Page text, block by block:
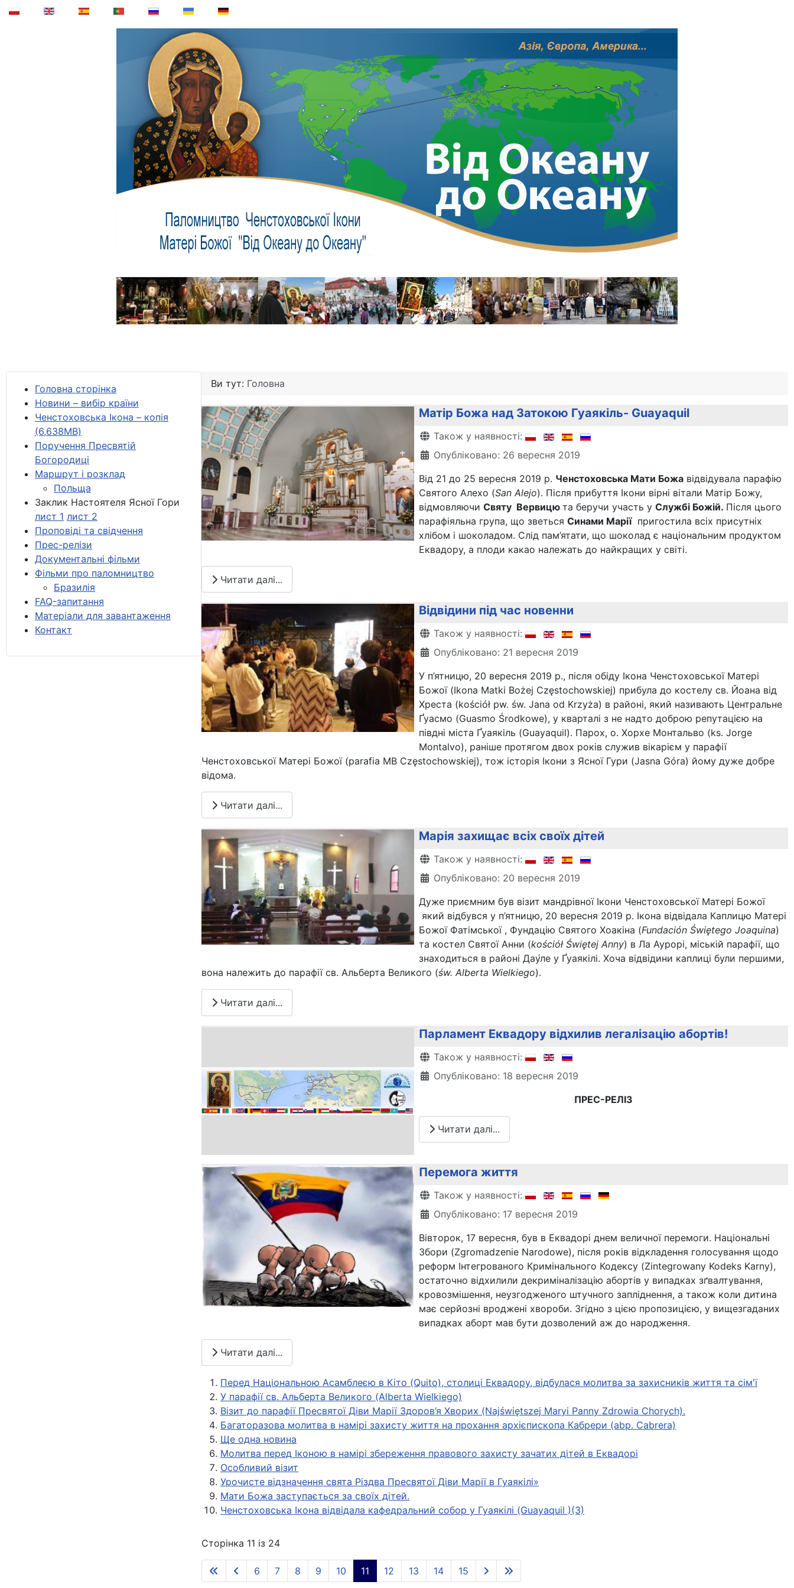
Головна сторінка
Новини – вибір країни
Ченстоховська Ікона – копія
(6,638MB)
Поручення Пресвятій
Богородиці
Маршрут і розклад
Польща
Заклик Настоятеля Ясної Гори
лист 1 лист 2
Проповіді та свідчення
Прес-релізи
Документальні фільми
Фільми про паломництво
Бразилія
FAQ-запитання
Матеріали для завантаження
Контакт
Ви тут: Головна
Матір Божа над Затокою Гуаякіль- Guayaquil
Деталі
Також у наявності:
Опубліковано: 26 вересня 2019
Від 21 до 25 вересня 2019 р. Ченстоховська Мати Божа відвідувала парафію
Святого Алехо (San Alejo). Після прибуття Ікони вірні вітали Матір Божу,
відмовляючи Святу Вервицю та беручи участь у Службі Божій. Після цього
парафіяльна група, що зветься Синами Маріїпригостила всіх присутніх
хлібом і шоколадом. Слід пам’ятати, що шоколад є національним продуктом
Еквадору, а плоди какао належать до найкращих у світі.
Читати далі...
Відвідини під час новенни
Деталі
Також у наявності:
Опубліковано: 21 вересня 2019
У п’ятницю, 20 вересня 2019 р., після обіду Ікона Ченстоховської Матері
Божої (Ikona Matki Bożej Częstochowskiej) прибула до костелу св. Йоана від
Хреста (kościół pw. św. Jana od Krzyża) в районі, який називають Центральне
Ґуасмо (Guasmo Środkowe), у кварталі з не надто доброю репутацією на
півдні міста Ґуаякіль (Guayaquil). Парох, о. Хорхе Монтальво (ks. Jorge
Montalvo), раніше протягом двох років служив вікарієм у парафії
Ченстоховської Матері Божої (parafia MB Częstochowskiej), тож історія Ікони з Ясної Гури (Jasna Góra) йому дуже добре
відома.
Читати далі...
Марія захищає всіх своїх дітей
Деталі
Також у наявності:
Опубліковано: 20 вересня 2019
Дуже приємним був візит мандрівної Ікони Ченстоховської Матері Божої
який відбувся у п’ятницю, 20 вересня 2019 р. Ікона відвідала Каплицю Матері
Божої Фатімської , Фундацію Святого Хоакіна (Fundación Świętego Joaquina)
та костел Святої Анни (kościół Świętej Anny) в Ла Аурорі, міській парафії, що
знаходиться в районі Дау́ле у Ґуаякілі. Хоча відвідини каплиці були першими,
вона належить до парафії св. Альберта Великого (św. Alberta Wielkiego).
Читати далі...
Парламент Еквадору відхилив легалізацію абортів!
Деталі
Також у наявності:
Опубліковано: 18 вересня 2019
ПРЕС-РЕЛІЗ
Читати далі...
Перемога життя
Деталі
Також у наявності:
Опубліковано: 17 вересня 2019
Вівторок, 17 вересня, був в Еквадорі днем величної перемоги. Національні
Збори (Zgromadzenie Narodowe), після років відкладення голосування щодо
реформ Інтегрованого Кримінального Кодексу (Zintegrowany Kodeks Karny),
остаточно відхилили декриміналізацію абортів у випадках зґвалтування,
кровозмішення, неузгодженого штучного запліднення, а також коли дитина
має серйозні вроджені хвороби. Згідно з цією пропозицією, у вищезгаданих
випадках аборт мав бути дозволений аж до народження.
Читати далі...
Перед Національною Асамблеєю в Кіто (Quito), столиці Еквадору, відбулася молитва за захисників життя та сім'ї
У парафії св. Альберта Великого (Alberta Wielkiego)
Візит до парафії Пресвятої Діви Марії Здоров’я Хворих (Najświętszej Maryi Panny Zdrowia Chorych).
Багаторазова молитва в намірі захисту життя на прохання архієпископа Кабрери (abp. Cabrera)
Ще одна новина
Молитва перед Іконою в намірі збереження правового захисту зачатих дітей в Еквадорі
Особливий візит
Урочисте відзначення свята Різдва Пресвятої Діви Марії в Гуаякілі»
Мати Божа заступається за своїх дітей.
Ченстоховська Ікона відвідала кафедральний собор у Гуаякілі (Guayaquil )(3)
Сторінка 11 із 24
6 7 8 9 10 11 12 13 14 15